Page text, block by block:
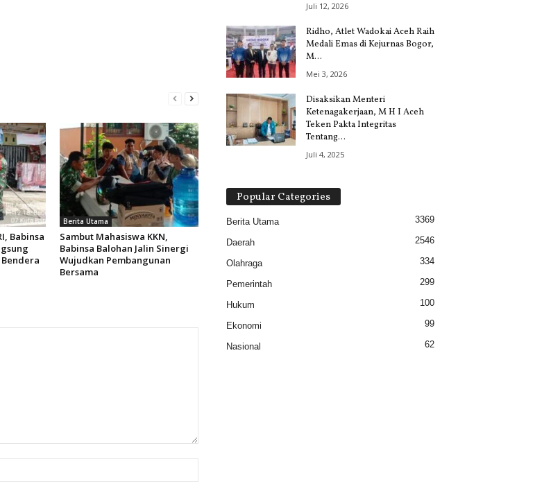
Babinsa
Berita Utama
Sambut Mahasiswa KKN,
Babinsa Balohan Jalin Sinergi
Wujudkan Pembangunan
Bersama
Juli 12, 2026
Ridho, Atlet Wadokai Aceh Raih
Medali Emas di Kejurnas Bogor,
M...
Mei 3, 2026
Disaksikan Menteri
Ketenagakerjaan, M H I Aceh
Teken Pakta Integritas
Tentang...
Juli 4, 2025
Popular Categories
Berita Utama 3369
Daerah 2546
Olahraga 334
Pemerintah 299
Hukum 100
Ekonomi 99
Nasional 62